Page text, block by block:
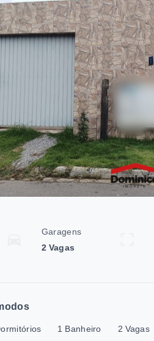
Garagens
2 Vagas
1 Banheiro 2 Vagas